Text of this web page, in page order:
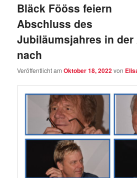
Bläck Fööss feiern
Abschluss des
Jubiläumsjahres in der
nach
Veröffentlicht amOktober 18, 2022von